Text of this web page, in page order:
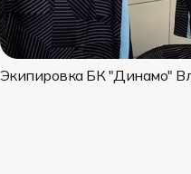
Экипировка БК "Динамо"